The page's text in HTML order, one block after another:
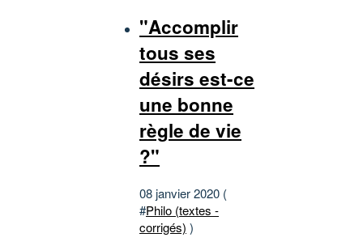
"Accomplir
tous ses
désirs est-ce
une bonne
règle de vie
?"
08 janvier 2020 (
#Philo (textes -
corrigés) )